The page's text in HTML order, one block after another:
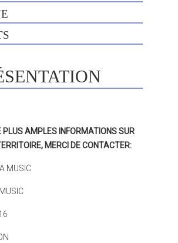
PLUS AMPLES INFORMATIONS SUR
MERCI DE CONTACTER:
MUSIC